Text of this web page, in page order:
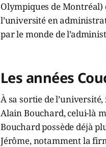
Olympiques de Montréal)
l’université en
par le monde de
Les années
À sa sortie de
Alain Bouchard, celui-là
Bouchard possède déjà
Jérôme, notamment la